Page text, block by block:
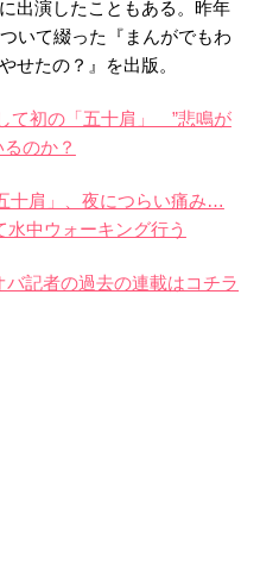
出演したこともある。昨年
いて綴った『まんがでもわ
たの？』を出版。
て初の「五十肩」 ”悲鳴が
のか？
十肩」、夜につらい痛み…
中ウォーキング行う
記者の過去の連載はコチラ